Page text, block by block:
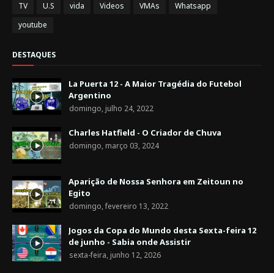
TV
U.S vida Videos VMAs
Whatsapp
youtube
DESTAQUES
La Puerta 12 - A Maior Tragédia do Futebol
Argentino
domingo, julho 24, 2022
Charles Hatfield - O Criador de Chuva
domingo, março 03, 2024
Aparição de Nossa Senhora em Zeitoun no
Egito
domingo, fevereiro 13, 2022
Jogos da Copa do Mundo desta Sexta-feira 12
de junho - Sabia onde Assistir
sexta-feira, junho 12, 2026